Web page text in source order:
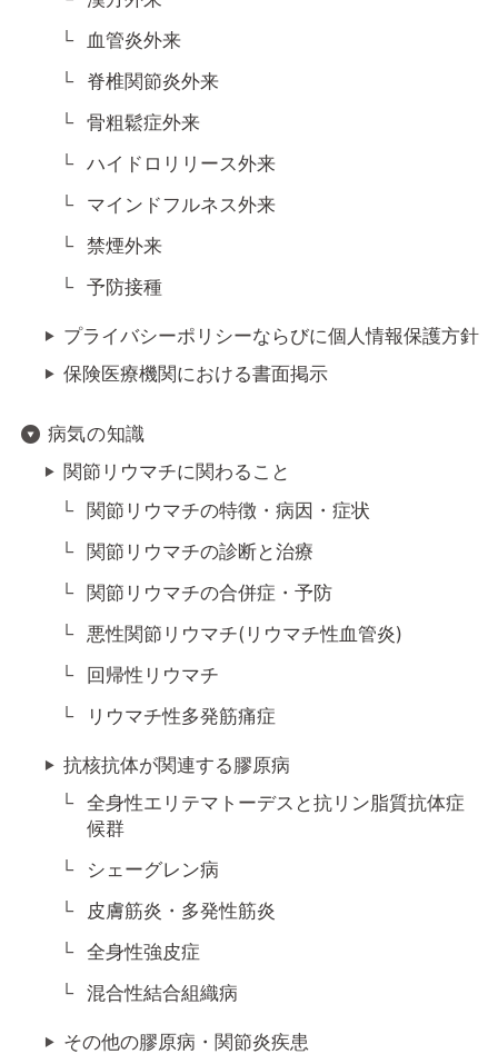
血管炎外来
脊椎関節炎外来
骨粗鬆症外来
ハイドロリリース外来
マインドフルネス外来
禁煙外来
予防接種
プライバシーポリシーならびに個人情報保護方針
保険医療機関における書面掲示
病気の知識
関節リウマチに関わること
関節リウマチの特徴・病因・症状
関節リウマチの診断と治療
関節リウマチの合併症・予防
悪性関節リウマチ(リウマチ性血管炎)
回帰性リウマチ
リウマチ性多発筋痛症
抗核抗体が関連する膠原病
全身性エリテマトーデスと抗リン脂質抗体症
候群
シェーグレン病
皮膚筋炎・多発性筋炎
全身性強皮症
混合性結合組織病
その他の膠原病・関節炎疾患